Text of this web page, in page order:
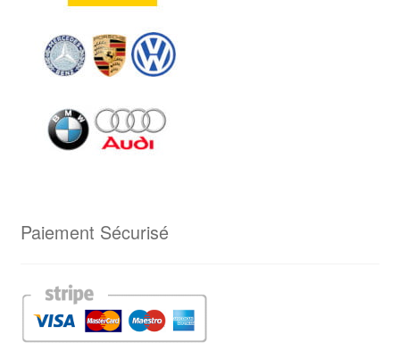
Paiement Sécurisé